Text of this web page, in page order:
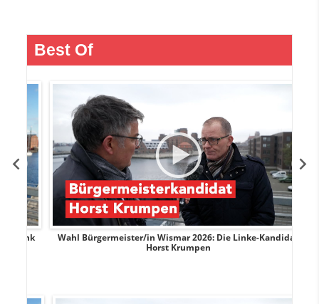
Best Of
Wahl Bürgermeister/in Wismar 2026: Die Linke-Kandidat
Horst Krumpen